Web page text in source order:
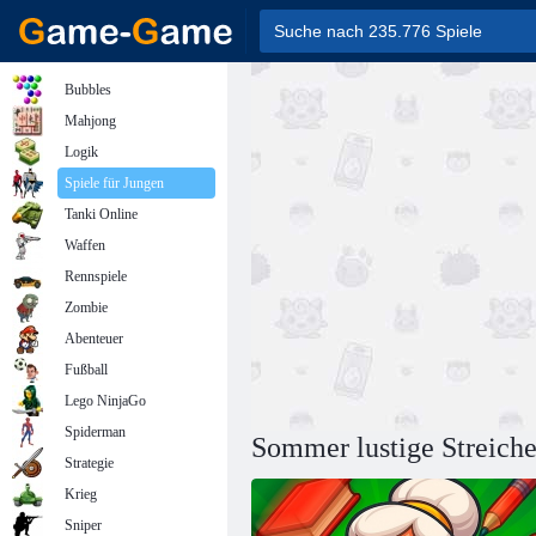
Sommer lustige Streiche
Bubbles
Mahjong
Logik
Spiele für Jungen
Tanki Online
Waffen
Rennspiele
Zombie
Abenteuer
Fußball
Lego NinjaGo
Spiderman
Strategie
Krieg
Sniper